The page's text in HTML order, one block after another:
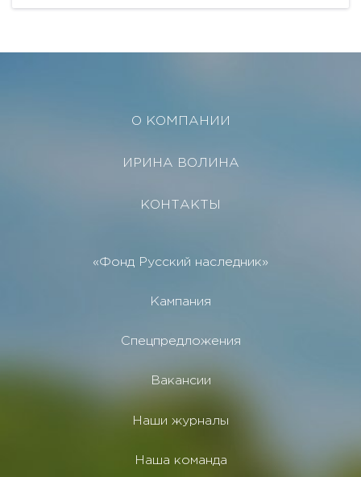
О КОМПАНИИ
ИРИНА ВОЛИНА
КОНТАКТЫ
«Фонд Русский наследник»
Кампания
Спецпредложения
Вакансии
Наши журналы
Наша команда